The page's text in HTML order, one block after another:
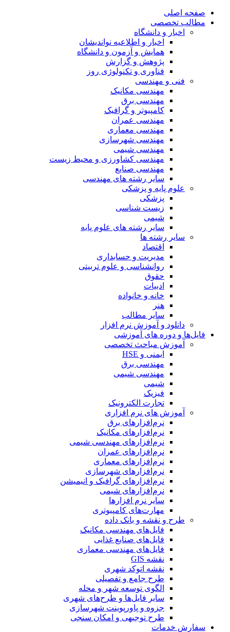
صفحه اصلی
مطالب تخصصی
اخبار و دانشگاه
اخبار و اطلاعیه نواندیشان
همایش و آزمون و دانشگاه
پژوهش و گزارش
فناوری و تکنولوژی روز
فنی و مهندسی
مهندسی مکانیک
مهندسی برق
کامپیوتر و گرافیک
مهندسی عمران
مهندسی معماری
مهندسی شهرسازی
مهندسی شیمی
مهندسی کشاورزی و محیط زیست
مهندسی صنایع
سایر رشته های مهندسی
علوم پایه و پزشکی
پزشکی
زیست شناسی
شیمی
سایر رشته های علوم پایه
سایر رشته ها
اقتصاد
مدیریت و حسابداری
روانشناسی و علوم تربیتی
حقوق
ادبیات
خانه و خانواده
هنر
سایر مطالب
دانلود و آموزش نرم افزار
فایل‌ها و دوره های آموزشی
آموزش مباحث تخصصی
ایمنی و HSE
مهندسی برق
مهندسی شیمی
شیمی
فیزیک
تجارت الکترونیک
آموزش های نرم افزاری
نرم‌افزارهای برق
نرم‌افزارهای مکانیک
نرم‌افزارهای مهندسی شیمی
نرم‌افزارهای عمران
نرم‌افزارهای معماری
نرم‌افزارهای شهرسازی
نرم‌افزارهای گرافیک و انیمیشن
نرم‌افزارهای شیمی
سایر نرم افزارها
مهارت‌های کامپیوتری
طرح و نقشه و بانک داده
فایل‌های مهندسی مکانیک
فایل‌های صنایع غذایی
فایل‌های مهندسی معماری
نقشه GIS
نقشه اتوکد شهری
طرح جامع و تفصیلی
الگوی توسعه شهر و محله
سایر فایل‌ها و طرح‌های شهری
جزوه و پاورپوینت شهرسازی
طرح توجیهی و امکان سنجی
سفارش خدمات